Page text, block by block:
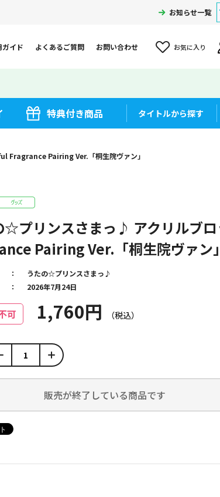
お知らせ一覧
ガイド よくあるご質問 お問い合わせ お気に入り
特典付き商品 タイトルから探す
Fragrance Pairing Ver.「桐生院ヴァン」
☆プリンスさまっ♪ アクリルブ
Pairing Ver.「桐生院ヴァン」
可 1,760円
うたの☆プリンスさまっ♪
2026年7月24日
販売が終了している商品です